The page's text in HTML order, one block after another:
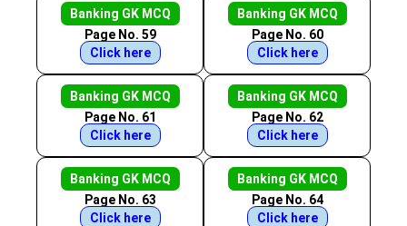
Banking GK MCQ
Page No. 59
Click here
Banking GK MCQ
Page No. 60
Click here
Banking GK MCQ
Page No. 61
Click here
Banking GK MCQ
Page No. 62
Click here
Banking GK MCQ
Page No. 63
Click here
Banking GK MCQ
Page No. 64
Click here